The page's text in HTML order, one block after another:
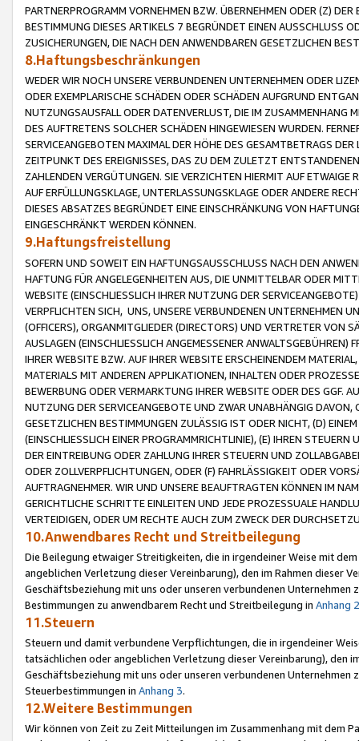
PARTNERPROGRAMM VORNEHMEN BZW. ÜBERNEHMEN ODER (Z)
BESTIMMUNG DIESES ARTIKELS 7 BEGRÜNDET EINEN AUSSCHLUSS
ZUSICHERUNGEN, DIE NACH DEN ANWENDBAREN GESETZLICHEN
8.Haftungsbeschränkungen
WEDER WIR NOCH UNSERE VERBUNDENEN UNTERNEHMEN ODER
ODER EXEMPLARISCHE SCHÄDEN ODER SCHÄDEN AUFGRUND
NUTZUNGSAUSFALL ODER DATENVERLUST, DIE IM ZUSAMMENHANG
DES AUFTRETENS SOLCHER SCHÄDEN HINGEWIESEN WURDEN.
SERVICEANGEBOTEN MAXIMAL DER HÖHE DES GESAMTBETRAGS
ZEITPUNKT DES EREIGNISSES, DAS ZU DEM ZULETZT
ZAHLENDEN VERGÜTUNGEN. SIE VERZICHTEN HIERMIT AUF
AUF ERFÜLLUNGSKLAGE, UNTERLASSUNGSKLAGE ODER ANDERE
DIESES ABSATZES BEGRÜNDET EINE EINSCHRÄNKUNG VON
EINGESCHRÄNKT WERDEN KÖNNEN.
9.Haftungsfreistellung
SOFERN UND SOWEIT EIN HAFTUNGSAUSSCHLUSS NACH DEN
HAFTUNG FÜR ANGELEGENHEITEN AUS, DIE UNMITTELBAR ODER
WEBSITE (EINSCHLIESSLICH IHRER NUTZUNG DER
VERPFLICHTEN SICH, UNS, UNSERE VERBUNDENEN UNTERNEHMEN
(OFFICERS), ORGANMITGLIEDER (DIRECTORS) UND VERTRETER VON
AUSLAGEN (EINSCHLIESSLICH ANGEMESSENER
IHRER WEBSITE BZW. AUF IHRER WEBSITE ERSCHEINENDEM
MATERIALS MIT ANDEREN APPLIKATIONEN, INHALTEN ODER
BEWERBUNG ODER VERMARKTUNG IHRER WEBSITE ODER DES GGF.
NUTZUNG DER SERVICEANGEBOTE UND ZWAR UNABHÄNGIG
GESETZLICHEN BESTIMMUNGEN ZULÄSSIG IST ODER NICHT, (D)
(EINSCHLIESSLICH EINER PROGRAMMRICHTLINIE), (E) IHREN
DER EINTREIBUNG ODER ZAHLUNG IHRER STEUERN UND
ODER ZOLLVERPFLICHTUNGEN, ODER (F) FAHRLÄSSIGKEIT ODER
AUFTRAGNEHMER. WIR UND UNSERE BEAUFTRAGTEN KÖNNEN IM
GERICHTLICHE SCHRITTE EINLEITEN UND JEDE PROZESSUALE
VERTEIDIGEN, ODER UM RECHTE AUCH ZUM ZWECK DER
10.Anwendbares Recht und Streitbeilegung
Die Beilegung etwaiger Streitigkeiten, die in irgendeiner Weise mit
angeblichen Verletzung dieser Vereinbarung), den im Rahmen dieser
Geschäftsbeziehung mit uns oder unseren verbundenen
Bestimmungen zu anwendbarem Recht und Streitbeilegung in Anhang 2
11.Steuern
Steuern und damit verbundene Verpflichtungen, die in irgendeiner
tatsächlichen oder angeblichen Verletzung dieser Vereinbarung), den
Geschäftsbeziehung mit uns oder unseren verbundenen
Steuerbestimmungen in Anhang 3.
12.Weitere Bestimmungen
Wir können von Zeit zu Zeit Mitteilungen im Zusammenhang mit dem